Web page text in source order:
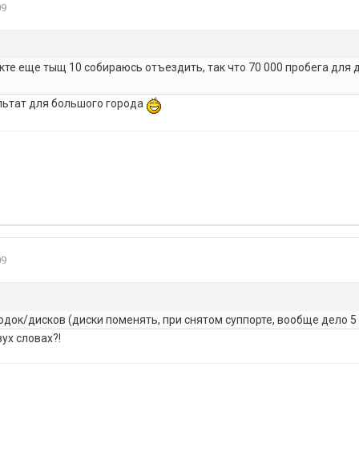
еще тыщ 10 собираюсь отъездить, так что 70 000 пробега
для большого города
дисков (диски поменять, при снятом суппорте, вообще дело 5
словах?!